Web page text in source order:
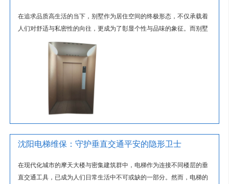
在追求品质高生活的当下，别墅作为居住空间的终极形态，不仅承载着
人们对舒适与私密性的向往，更成为了彰显个性与品味的象征。而别墅
电梯，作为这一豪华空间中的独特...
沈阳电梯维保：守护垂直交通平安的隐形卫士
在现代化城市的摩天大楼与密集建筑群中，电梯作为连接不同楼层的垂
直交通工具，已成为人们日常生活中不可或缺的一部分。然而，电梯的